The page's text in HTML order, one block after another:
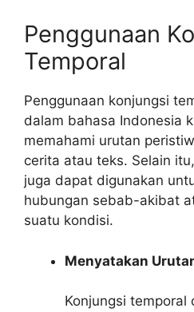
Penggunaan
Temporal
Penggunaan konjungsi
dalam bahasa Indonesia
memahami urutan
cerita atau teks. Selain
juga dapat digunakan
hubungan sebab-akibat
suatu kondisi.
Menyatakan
Konjungsi temporal